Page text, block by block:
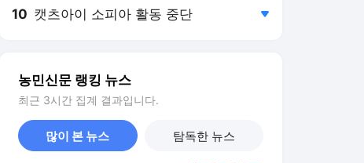
10 캣츠아이 소피아 활동 중단
농민신문 랭킹 뉴스
최근 3시간 집계 결과입니다.
많이 본 뉴스 탐독한 뉴스